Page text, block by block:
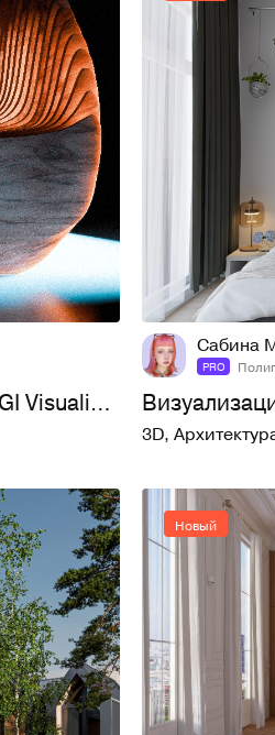
0 8
Wooden Bench | CNC Ready & CGI Visualization
Сабина
PRO
3D,
Новый